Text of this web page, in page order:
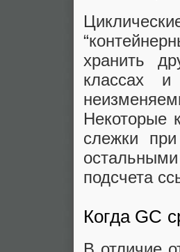
хранить
классах
Некоторые
слежки
остальными
подсчета
Когда GC